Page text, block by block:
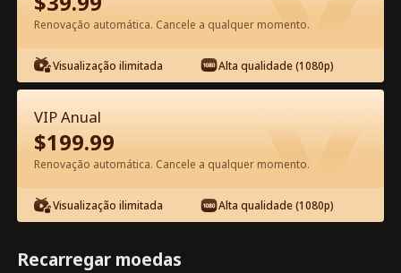
Episódio 45 - A Virgem e o Bilionário
Filme completo
1-50 51-76 Todos os episódios
45 46 48 49
Renovação automática. Cancele a qualquer momento.
Visualização ilimitada Alta qualidade (1080p)
VIP Anual
$199.99
Renovação automática. Cancele a qualquer momento.
Visualização ilimitada Alta qualidade (1080p)
Recarregar moedas